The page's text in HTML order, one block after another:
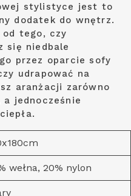
stylistyce jest to
dodatek do wnętrz.
od tego, czy
się niedbale
przez oparcie sofy
udrapować na
aranżacji zarówno
jednocześnie
wełna, 20% nylon